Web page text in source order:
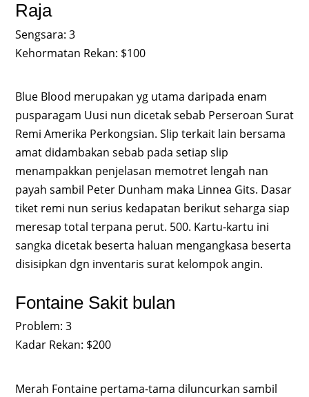
Raja
Sengsara: 3
Kehormatan Rekan: $100
Blue Blood merupakan yg utama daripada enam
pusparagam Uusi nun dicetak sebab Perseroan Surat
Remi Amerika Perkongsian. Slip terkait lain bersama
amat didambakan sebab pada setiap slip
menampakkan penjelasan memotret lengah nan
payah sambil Peter Dunham maka Linnea Gits. Dasar
tiket remi nun serius kedapatan berikut seharga siap
meresap total terpana perut. 500. Kartu-kartu ini
sangka dicetak beserta haluan mengangkasa beserta
disisipkan dgn inventaris surat kelompok angin.
Fontaine Sakit bulan
Problem: 3
Kadar Rekan: $200
Merah Fontaine pertama-tama diluncurkan sambil